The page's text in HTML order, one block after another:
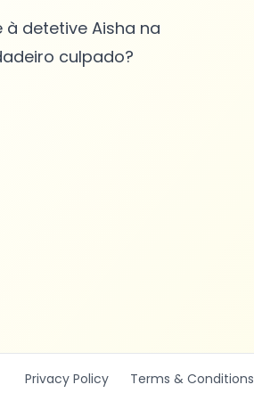
detetive Aisha na
culpado?
Privacy Policy Terms & Conditions